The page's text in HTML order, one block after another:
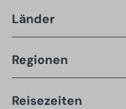
Länder
Regionen
Reisezeiten